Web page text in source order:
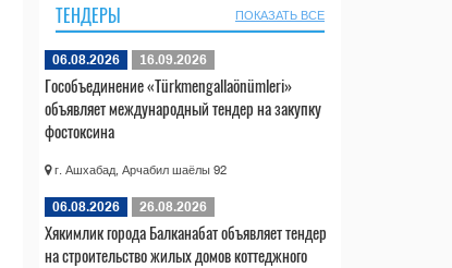
ТЕНДЕРЫ ПОКАЗАТЬ ВСЕ
06.08.2026 16.09.2026
Гособъединение «Türkmengallaönümleri»
объявляет международный тендер на закупку
фостоксина
г. Ашхабад, Арчабил шаёлы 92
06.08.2026 26.08.2026
Хякимлик города Балканабат объявляет тендер
на строительство жилых домов коттеджного